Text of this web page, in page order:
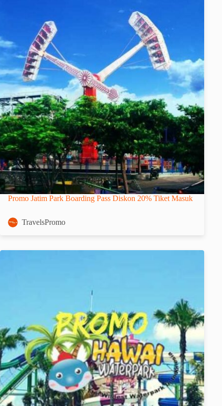
Promo Jatim Park Boarding Pass Diskon 20% Tiket Masuk
TravelsPromo